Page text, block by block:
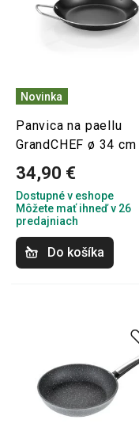
Novinka
Panvica na paellu
GrandCHEF ø 34 cm
34,90 €
Dostupné v eshope
Môžete mať ihneď v 26
predajniach
Do košíka